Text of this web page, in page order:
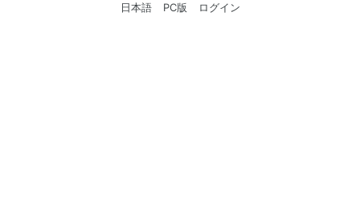
日本語 PC版 ログイン